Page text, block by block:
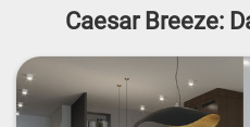
Caesar Breeze: